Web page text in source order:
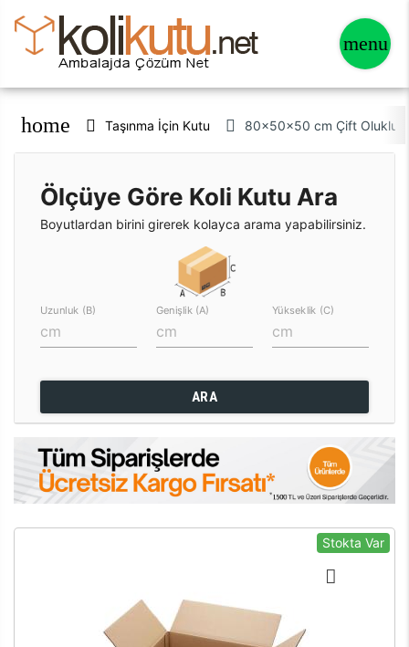
home Taşınma İçin Kutu 80x50x50 cm Çift Oluklu
Ölçüye Göre Koli Kutu Ara
Boyutlardan birini girerek kolayca arama yapabilirsiniz.
Uzunluk (B) Genişlik (A) Yükseklik (C)
ARA
Stokta Var